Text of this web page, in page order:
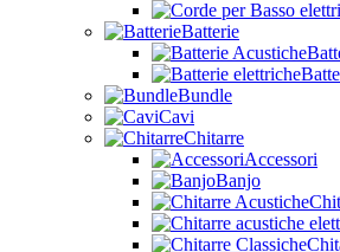
Batterie
Bundle
Cavi
Chitarre
Accessori
Banjo